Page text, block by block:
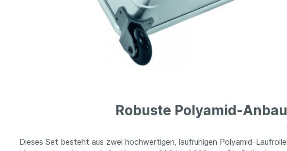
Robuste Polyamid-
Dieses Set besteht aus zwei hochwertigen, laufruhigen Polyamid-